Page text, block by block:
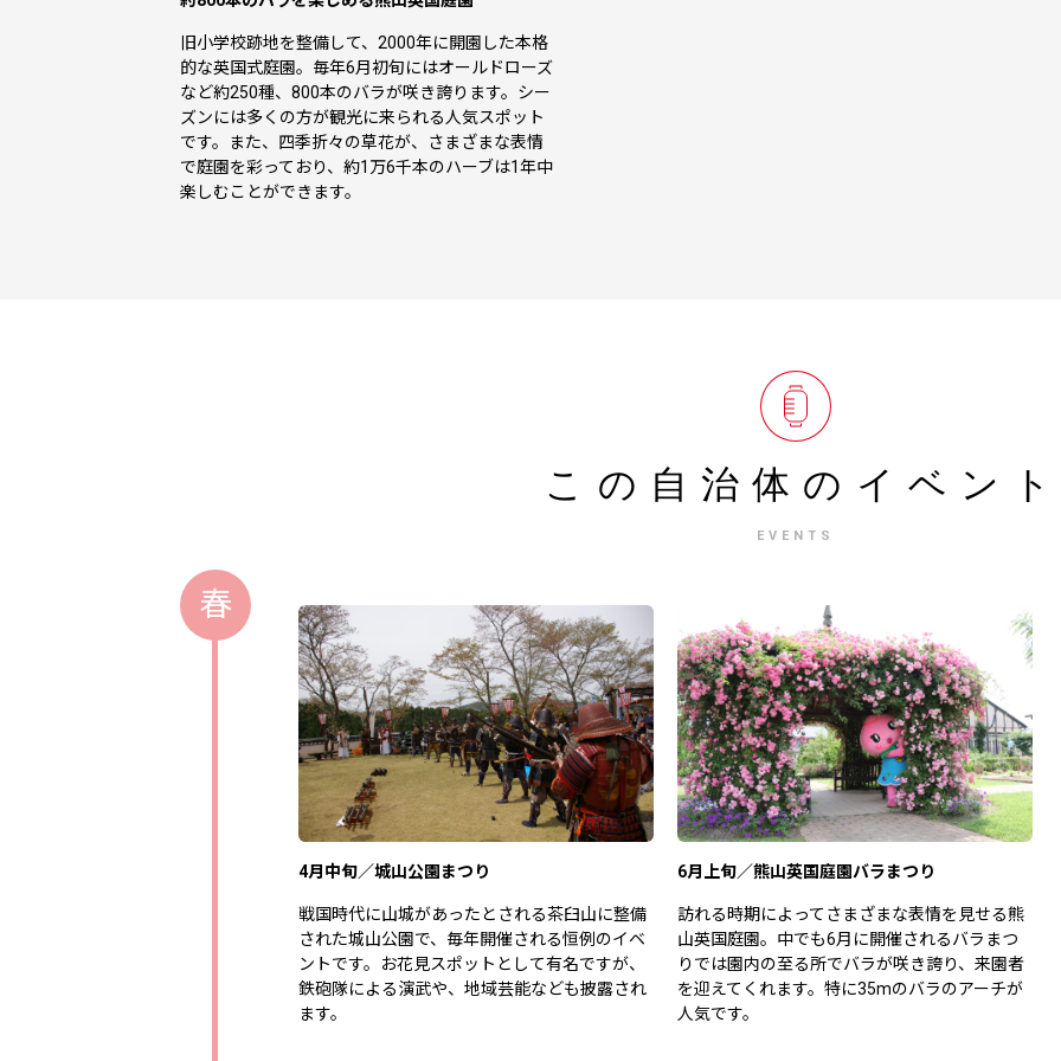
旧小学校跡地を整備して、2000年に開園した本格
的な英国式庭園。毎年6月初旬にはオールドローズ
など約250種、800本のバラが咲き誇ります。シー
ズンには多くの方が観光に来られる人気スポット
です。また、四季折々の草花が、さまざまな表情
で庭園を彩っており、約1万6千本のハーブは1年中
楽しむことができます。
この自治体の イベン
EVENTS
春
4月中旬／城山公園まつり
戦国時代に山城があったとされる茶臼山に整備
された城山公園で、毎年開催される恒例のイベ
ントです。お花見スポットとして有名ですが、
鉄砲隊による演武や、地域芸能なども披露され
ます。
6月上旬／熊山英国庭園バラまつり
訪れる時期によってさまざまな表情を見せる熊
山英国庭園。中でも6月に開催されるバラまつ
りでは園内の至る所でバラが咲き誇り、来園者
を迎えてくれます。特に35mのバラのアーチが
人気です。